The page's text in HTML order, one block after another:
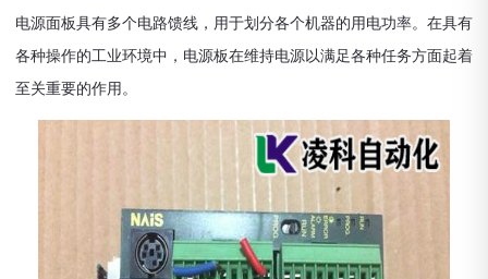
电源面板具有多个电路馈线，用于划分各个机器的用电功率。在具有
各种操作的工业环境中，电源板在维持电源以满足各种任务方面起着
至关重要的作用。